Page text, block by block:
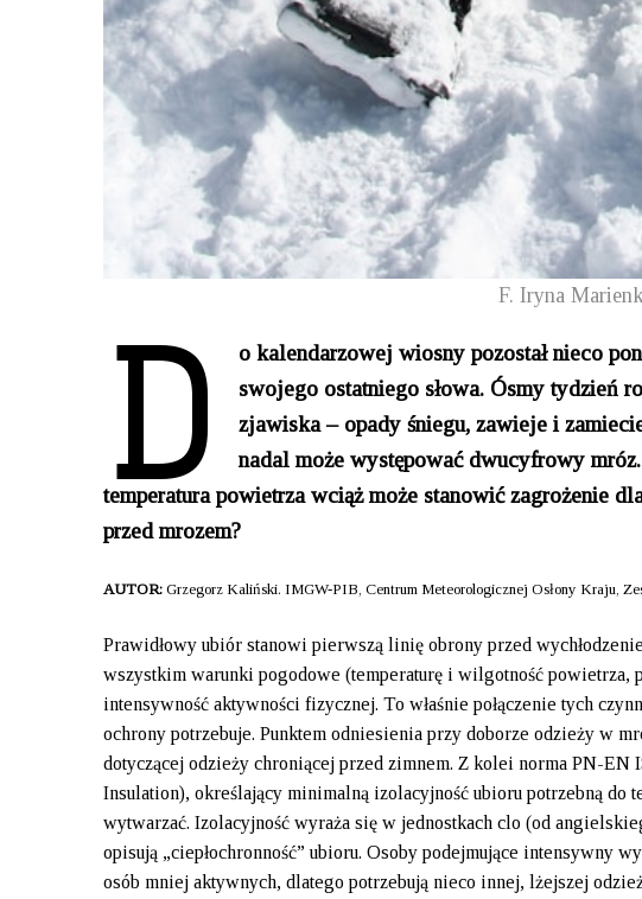
F. Iryna
D
o kalendarzowej wiosny pozostał nieco
swojego ostatniego słowa. Ósmy tydzień
zjawiska – opady śniegu, zawieje i
nadal może występować dwucyfrowy
temperatura powietrza wciąż może stanowić zagrożenie
przed mrozem?
AUTOR: Grzegorz Kaliński. IMGW-PIB, Centrum Meteorologicznej Osłony Kraju,
Prawidłowy ubiór stanowi pierwszą linię obrony przed
wszystkim warunki pogodowe (temperaturę i wilgotność powietrza,
intensywność aktywności fizycznej. To właśnie połączenie tych
ochrony potrzebuje. Punktem odniesienia przy doborze odzieży w
dotyczącej odzieży chroniącej przed zimnem. Z kolei norma PN-
Insulation), określający minimalną izolacyjność ubioru potrzebną do
wytwarzać. Izolacyjność wyraża się w jednostkach clo (od
opisują „ciepłochronność” ubioru. Osoby podejmujące intensywny
osób mniej aktywnych, dlatego potrzebują nieco innej, lżejszej